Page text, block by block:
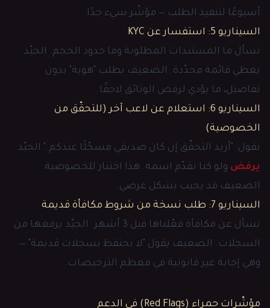
أسبوعًا لتنفيذ الطلب — مؤشّر سيء جدًا.
السيناريو 5: استفسار عن KYC
نسأل ما المستندات المطلوبة وما حدود الحجم. الجيّد
يعطي قائمة محدّدة. الضعيف يطلب "هوية" بدون
تفاصيل، ما يؤدي لرفض الوثائق لاحقًا.
السيناريو 6: استعلام عن لاعب آخر (للتحقّق من
الخصوصية)
نقول: "أريد التحقّق إن كان صديقي مسجّلًا عندكم." الجيّد
يرفض ولو كنا نقدّم اسمه. هذا اختبار للخصوصية.
الضعيف قد يجيب بشكل عرضي.
السيناريو 7: طلب نسخة من شروط مكافأة قديمة
نسأل عن مكافأة فعّلناها قبل 3 أشهر. الجيّد يرفعها من
السجلات. الضعيف يقول "لا نحتفظ بسجلات قديمة" —
وهي إجابة غير قانونية في معظم الترخيصات.
مؤشّرات حمراء (Red Flags) في الدعم